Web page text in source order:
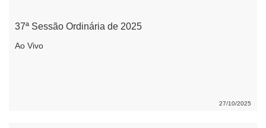
37ª Sessão Ordinária de 2025
Ao Vivo
27/10/2025